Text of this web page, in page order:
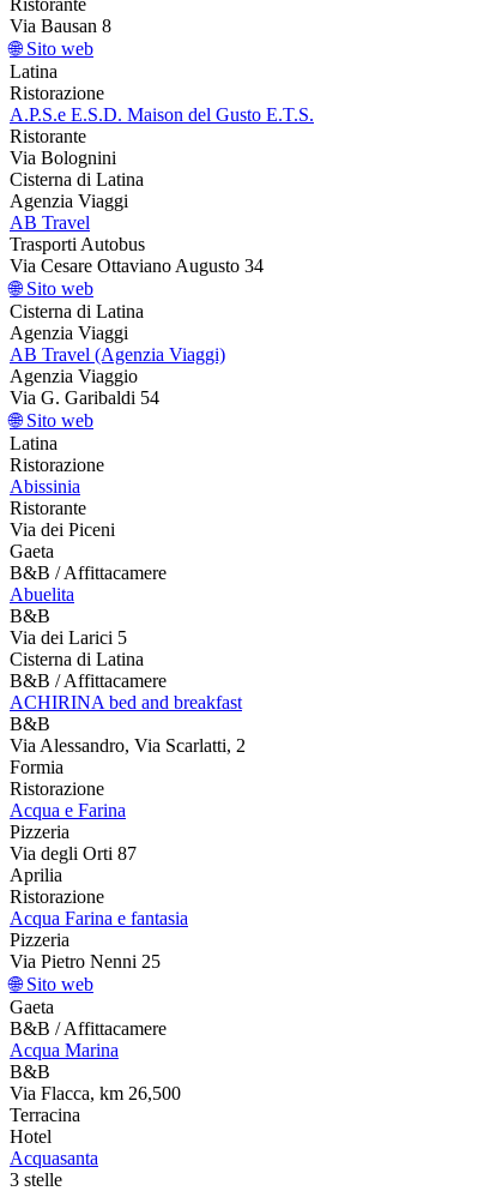
Via Bausan 8
🌐 Sito web
Latina
Ristorazione
A.P.S.e E.S.D. Maison del Gusto E.T.S.
Ristorante
Via Bolognini
Cisterna di Latina
Agenzia Viaggi
AB Travel
Trasporti Autobus
Via Cesare Ottaviano Augusto 34
🌐 Sito web
Cisterna di Latina
Agenzia Viaggi
AB Travel (Agenzia Viaggi)
Agenzia Viaggio
Via G. Garibaldi 54
🌐 Sito web
Latina
Ristorazione
Abissinia
Ristorante
Via dei Piceni
Gaeta
B&B / Affittacamere
Abuelita
B&B
Via dei Larici 5
Cisterna di Latina
B&B / Affittacamere
ACHIRINA bed and breakfast
B&B
Via Alessandro, Via Scarlatti, 2
Formia
Ristorazione
Acqua e Farina
Pizzeria
Via degli Orti 87
Aprilia
Ristorazione
Acqua Farina e fantasia
Pizzeria
Via Pietro Nenni 25
🌐 Sito web
Gaeta
B&B / Affittacamere
Acqua Marina
B&B
Via Flacca, km 26,500
Terracina
Hotel
Acquasanta
3 stelle